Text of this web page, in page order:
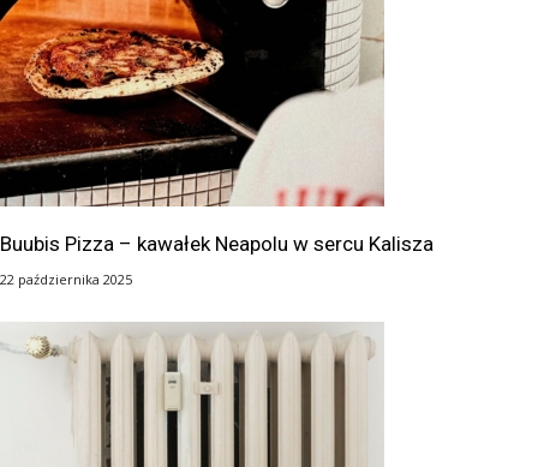
Buubis Pizza – kawałek Neapolu w sercu Kalisza
22 października 2025